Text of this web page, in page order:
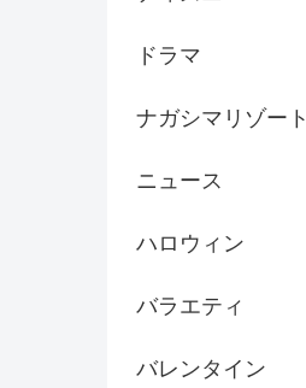
ドラマ
ナガシマリゾート
ニュース
ハロウィン
バラエティ
バレンタイン